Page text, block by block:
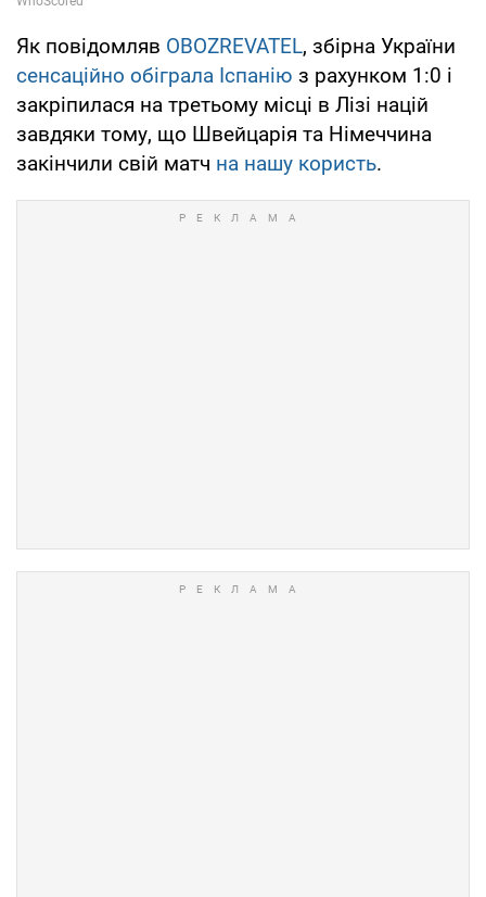
Як повідомляв OBOZREVATEL, збірна України
сенсаційно обіграла Іспанію з рахунком 1:0 і
закріпилася на третьому місці в Лізі націй
завдяки тому, що Швейцарія та Німеччина
закінчили свій матч на нашу користь.